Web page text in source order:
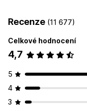
Recenze (11 677)
Celkové hodnocení
4,7
5
4
3